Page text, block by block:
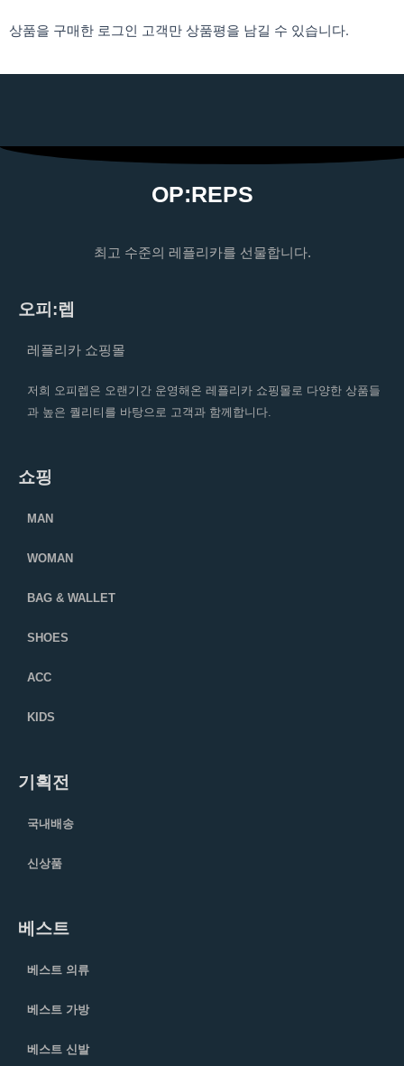
상품을 구매한 로그인 고객만 상품평을 남길 수 있습니다.
OP:REPS
최고 수준의 레플리카를 선물합니다.
오피:렙
레플리카 쇼핑몰
저희 오피렙은 오랜기간 운영해온 레플리카 쇼핑몰로 다양한 상품들
과 높은 퀄리티를 바탕으로 고객과 함께합니다.
쇼핑
MAN
WOMAN
BAG & WALLET
SHOES
ACC
KIDS
기획전
국내배송
신상품
베스트
베스트 의류
베스트 가방
베스트 신발